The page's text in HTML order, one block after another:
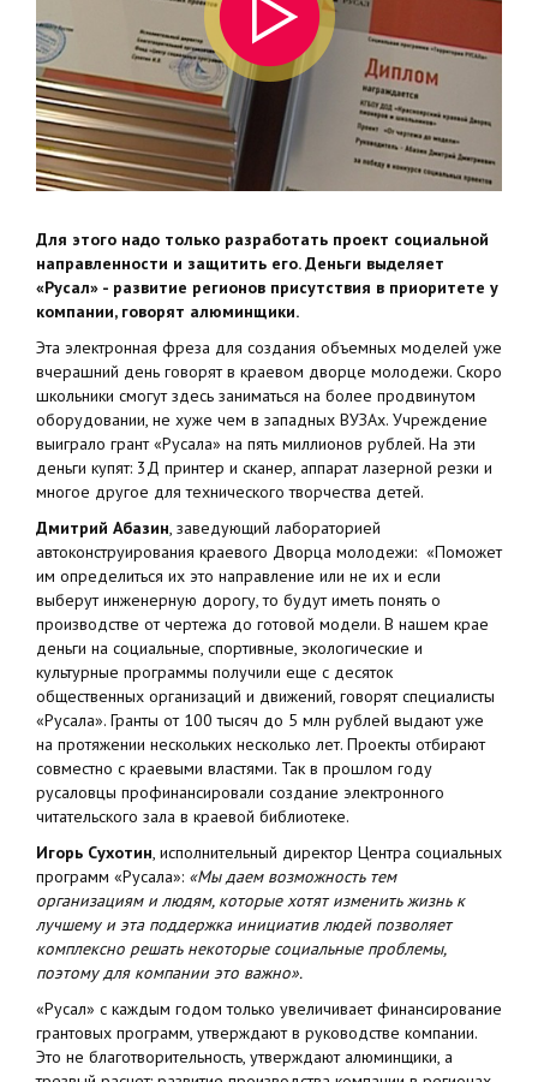
бизнеса
Для этого надо только разработать проект социальной
направленности и защитить его. Деньги выделяет
«Русал» - развитие регионов присутствия в приоритете у
компании, говорят алюминщики.
Эта электронная фреза для создания объемных моделей уже
вчерашний день говорят в краевом дворце молодежи. Скоро
школьники смогут здесь заниматься на более продвинутом
оборудовании, не хуже чем в западных ВУЗАх. Учреждение
выиграло грант «Русала» на пять миллионов рублей. На эти
деньги купят: 3Д принтер и сканер, аппарат лазерной резки и
многое другое для технического творчества детей.
Дмитрий Абазин, заведующий лабораторией
автоконструирования краевого Дворца молодежи: «Поможет
им определиться их это направление или не их и если
выберут инженерную дорогу, то будут иметь понять о
производстве от чертежа до готовой модели. В нашем крае
деньги на социальные, спортивные, экологические и
культурные программы получили еще с десяток
общественных организаций и движений, говорят специалисты
«Русала». Гранты от 100 тысяч до 5 млн рублей выдают уже
на протяжении нескольких несколько лет. Проекты отбирают
совместно с краевыми властями. Так в прошлом году
русаловцы профинансировали создание электронного
читательского зала в краевой библиотеке.
Игорь Сухотин, исполнительный директор Центра социальных
программ «Русала»: «Мы даем возможность тем
организациям и людям, которые хотят изменить жизнь к
лучшему и эта поддержка инициатив людей позволяет
комплексно решать некоторые социальные проблемы,
поэтому для компании это важно».
«Русал» с каждым годом только увеличивает финансирование
грантовых программ, утверждают в руководстве компании.
Это не благотворительность, утверждают алюминщики, а